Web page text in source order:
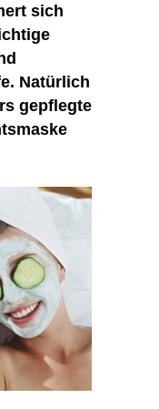
sich
Natürlich
gepflegte